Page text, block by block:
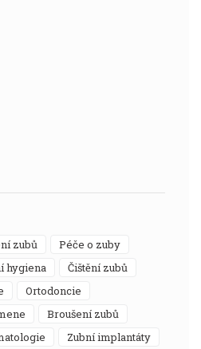
zubů
péče o zuby
hygiena
čištění zubů
ortodoncie
broušení zubů
zubní implantáty